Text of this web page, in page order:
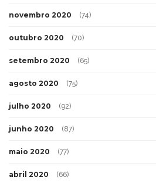
novembro 2020 (74)
outubro 2020 (70)
setembro 2020 (65)
agosto 2020 (75)
julho 2020 (92)
junho 2020 (87)
maio 2020 (77)
abril 2020 (66)